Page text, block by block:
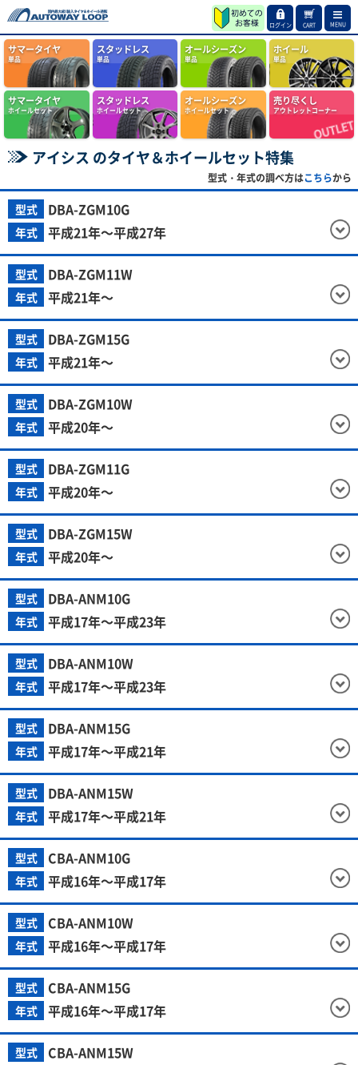
ログイン CART MENU
サマータイヤ
単品
スタッドレス
単品
オールシーズン
単品
ホイール
単品
サマータイヤ
ホイールセット
スタッドレス
ホイールセット
オールシーズン
ホイールセット
売り尽くし
アウトレットコーナー
アイシス のタイヤ＆ホイールセット特集
型式・年式の調べ方はこちらから
型式 DBA-ZGM10G
年式 平成21年～平成27年
型式 DBA-ZGM11W
年式 平成21年～
型式 DBA-ZGM15G
年式 平成21年～
型式 DBA-ZGM10W
年式 平成20年～
型式 DBA-ZGM11G
年式 平成20年～
型式 DBA-ZGM15W
年式 平成20年～
型式 DBA-ANM10G
年式 平成17年～平成23年
型式 DBA-ANM10W
年式 平成17年～平成23年
型式 DBA-ANM15G
年式 平成17年～平成21年
型式 DBA-ANM15W
年式 平成17年～平成21年
型式 CBA-ANM10G
年式 平成16年～平成17年
型式 CBA-ANM10W
年式 平成16年～平成17年
型式 CBA-ANM15G
年式 平成16年～平成17年
型式 CBA-ANM15W